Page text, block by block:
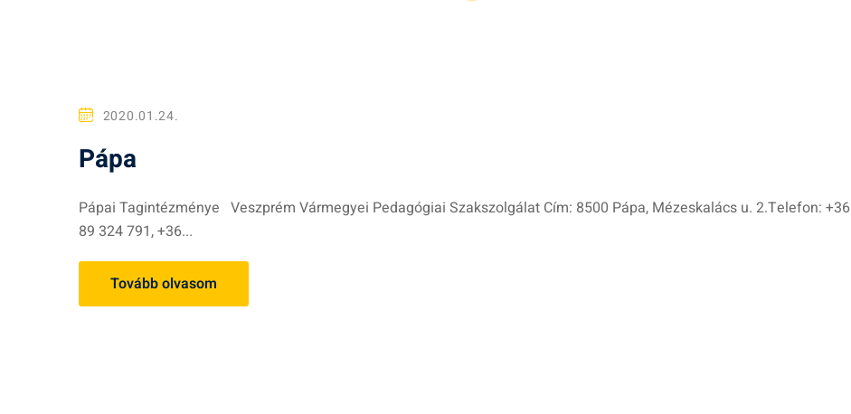
2020.01.24.
Pápa
Pápai Tagintézménye Veszprém Vármegyei Pedagógiai Szakszolgálat Cím: 8500 Pápa, Mézeskalács u. 2.Telefon: +36
89 324 791, +36...
Tovább olvasom